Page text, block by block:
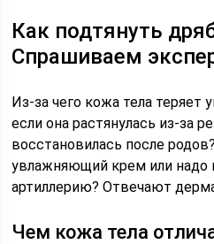
Как подтянуть
Спрашиваем
Из-за чего кожа тела теряет
если она растянулась из-за
восстановилась после
увлажняющий крем или надо
артиллерию? Отвечают
Чем кожа тела